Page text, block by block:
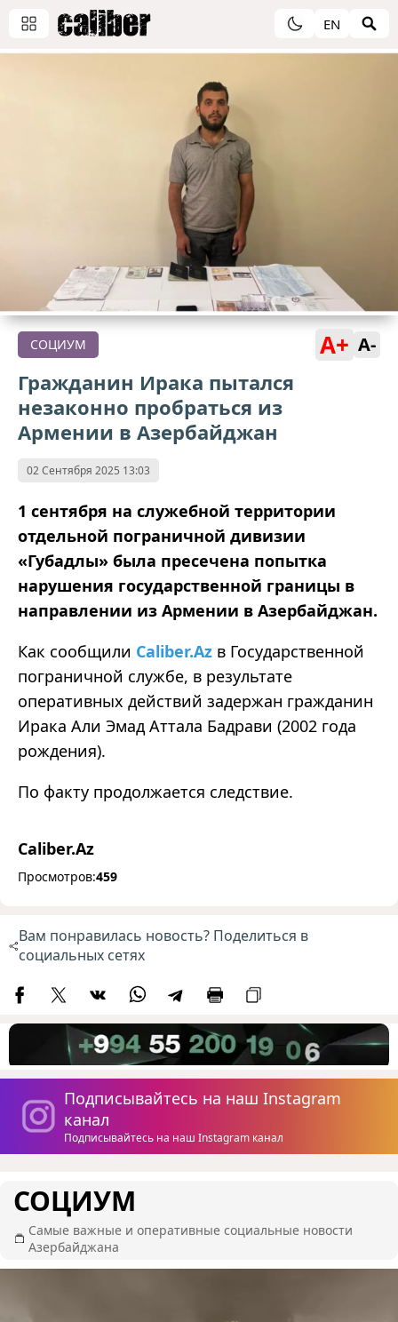
EN
СОЦИУМ A+ A-
Гражданин Ирака пытался
незаконно пробраться из
Армении в Азербайджан
02 Сентября 2025 13:03
1 сентября на служебной территории
отдельной пограничной дивизии
«Губадлы» была пресечена попытка
нарушения государственной границы в
направлении из Армении в Азербайджан.
Как сообщили Caliber.Az в Государственной
пограничной службе, в результате
оперативных действий задержан гражданин
Ирака Али Эмад Аттала Бадрави (2002 года
рождения).
По факту продолжается следствие.
Caliber.Az
Просмотров:459
Вам понравилась новость? Поделиться в
социальных сетях
Подписывайтесь на наш Instagram
канал
Подписывайтесь на наш Instagram канал
СОЦИУМ
Самые важные и оперативные социальные новости
Азербайджана